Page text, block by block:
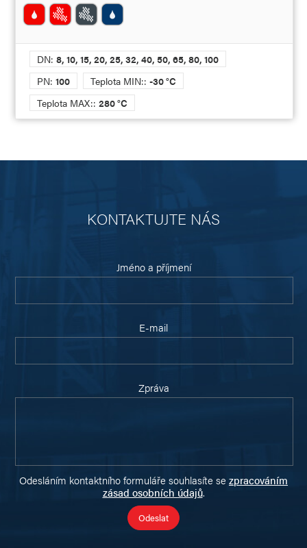
DN:8, 10, 15, 20, 25, 32, 40, 50, 65, 80, 100
PN:100 Teplota MIN::-30 °C
Teplota MAX::280 °C
KONTAKTUJTE NÁS
Jméno a příjmení
E-mail
Zpráva
Odesláním kontaktního formuláře souhlasíte se zpracováním
zásad osobních údajů.